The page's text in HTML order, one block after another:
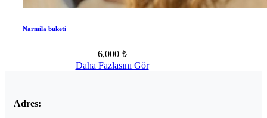
Narmila buketi
6,000 ₺
Daha Fazlasını Gör
Adres: